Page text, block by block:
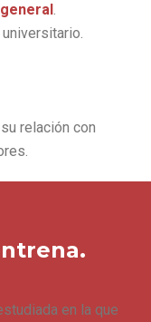
.
relación con
en la que